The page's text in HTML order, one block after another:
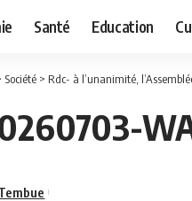
Santé Education
Société > Rdc- à l’unanimité,